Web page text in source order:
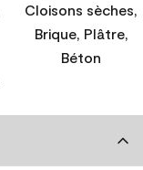
Cloisons sèches,
Brique, Plâtre,
Béton